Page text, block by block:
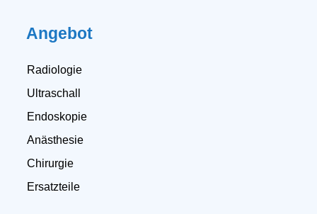
Angebot
Radiologie
Ultraschall
Endoskopie
Anästhesie
Chirurgie
Ersatzteile